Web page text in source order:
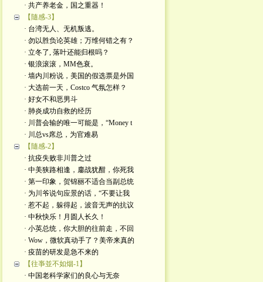
· 共产养老金，国之重器！
【隨感-3】
· 台湾无人、无机叛逃。
· 勿以胜负论英雄；万维何错之有？
· 立冬了, 落叶还能归根吗？
· 银浪滚滚，MM色衰。
· 墙内川粉说，美国的假选票是外国
· 大选前一天，Costco 气氛怎样？
· 好女不和恶男斗
· 肺炎成功自救的经历
· 川普会输的唯一可能是，“Money t
· 川总vs席总，为官难易
【隨感-2】
· 抗疫失败非川普之过
· 中美狭路相逢，鏖战犹酣，你死我
· 第一印象，贺锦丽不适合当副总统
· 为川爷说句应景的话，“不要让我
· 惹不起，躲得起，波音无声的抗议
· 中秋快乐！月圆人长久！
· 小英总统，你大胆的往前走，不回
· Wow，微软真动手了？美帝来真的
· 疫苗的研发是急不来的
【往亊並不如烟-1】
· 中国老科学家们的良心与无奈